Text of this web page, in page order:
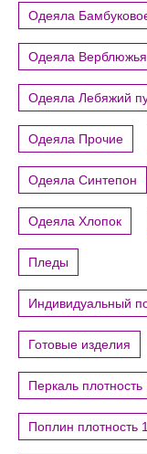
Одеяла
Одеяла
Одеяла Лебяжий
Одеяла Прочие
Одеяла Синтепон
Одеяла Хлопок
Пледы
Индивидуальный
Готовые изделия
Перкаль плотность
Поплин плотность